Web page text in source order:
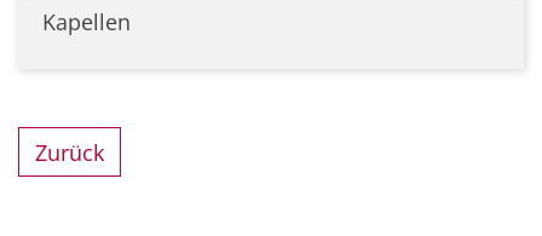
Kapellen
Zurück